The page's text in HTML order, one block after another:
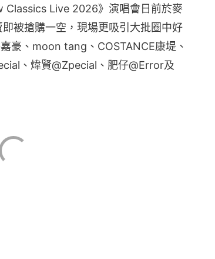
Live 2026》演唱會日前於麥
被搶購一空，現場更吸引大批圈中好
豪、moon tang、COSTANCE康堤、
、煒賢@Zpecial、肥仔@Error及